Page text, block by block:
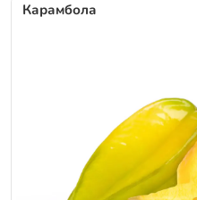
Карамбола